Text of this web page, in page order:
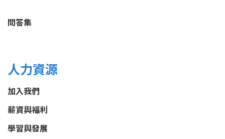
問答集
人力資源
加入我們
薪資與福利
學習與發展